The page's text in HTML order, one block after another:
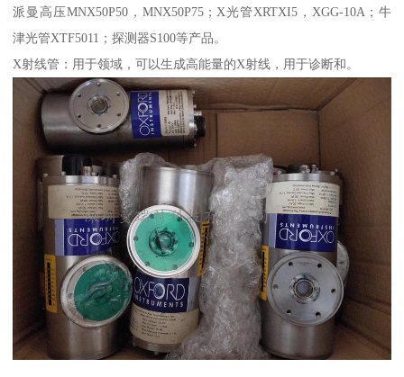
派曼高压MNX50P50，MNX50P75；X光管XRTXI5，XGG-10A；牛
津光管XTF5011；探测器S100等产品。
X射线管：用于领域，可以生成高能量的X射线，用于诊断和。